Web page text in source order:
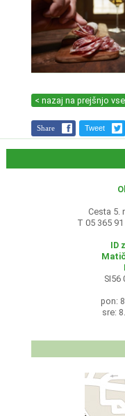
< nazaj na prejšnjo
Share Tweet
Cesta 5.
T 05 365 91
ID
SI56
pon:
sre: